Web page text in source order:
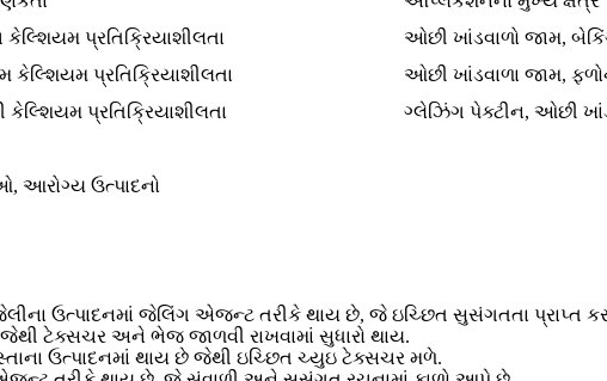
પ્રતિક્રિયાશીલતા
ઓછી ખાંડવાળો જામ,
કેલ્શિયમ પ્રતિક્રિયાશીલતા
ઓછી ખાંડવાળા જામ,
પ્રતિક્રિયાશીલતા
ગ્લેઝિંગ પેક્ટીન, ઓછી
આરોગ્ય ઉત્પાદનો
ઉત્પાદનમાં જેલિંગ એજન્ટ તરીકે થાય છે, જે ઇચ્છિત સુસંગતતા પ્રાપ્ત
ટેક્સચર અને ભેજ જાળવી રાખવામાં સુધારો થાય.
ઉત્પાદનમાં થાય છે જેથી ઇચ્છિત ચ્યુઇ ટેક્સચર મળે.